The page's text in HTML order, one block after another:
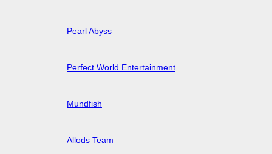
Pearl Abyss
Perfect World Entertainment
Mundfish
Allods Team